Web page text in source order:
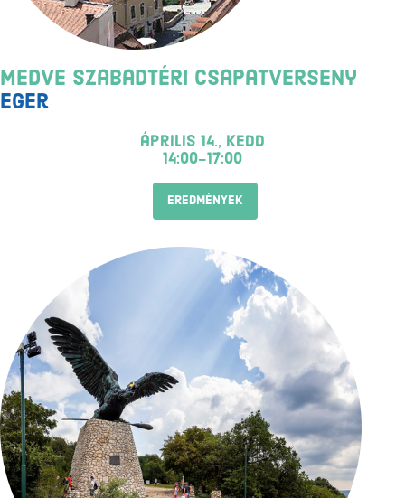
Medve Szabadtéri Csapatverseny
Eger
április 14., kedd
14:00-17:00
EREDMÉNYEK